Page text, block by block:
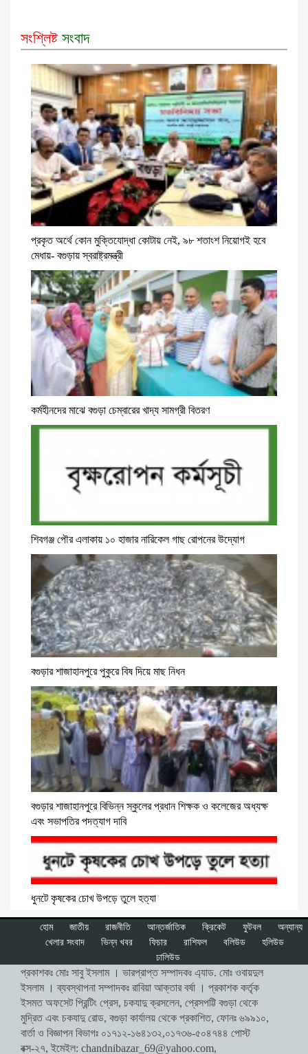
সংশ্লিষ্ট সংবাদ
প্রকৃত অর্থে কোন মুক্তিযোদ্ধা কোটায় নেই, ৯৮ শতাংশ নিয়োগই হবে
মেধায়- বগুড়ায় স্বরাষ্ট্রমন্ত্রী
কর্মহীনদের মাঝে বগুড়া চেম্বারের খাদ্য সামগ্রী বিতরণ
শিবগঞ্জ পৌর এলাকায় ১০ হাজার নারিকেল গাছ রোপনের উদ্যোগ
বগুড়ার শাজাহানপুরে পুকুরে বিষ দিয়ে মাছ নিধন
বগুড়ার শাজাহানপুরে বিভিন্ন স্কুলের প্রধান শিক্ষক ও কলেজের অধ্যক্ষ
এবং সভাপতির পদত্যাগ দাবি
ধুনটে কৃষকের চোখ উপড়ে তুলে হত্যা
হোম জাতীয় রাজনীতি আন্তর্জাতিক ক্রিকেট ফুটবল
অন্যান্য
খেলার সংবাদ
ভিন্ন খবর ফিচার রাশিফল বলিউড
হলিউড
ঢালিউড
প্রকাশকঃ মোঃ সাবু ইসলাম । ভারপ্রাপ্ত সম্পাদকঃ এ্যাড. মোঃ ওবায়দুল
ইসলাম । ব্যবস্থাপনা সম্পাদকঃ রাবিয়া আক্তার বর্ষা । প্রকাশক কর্তৃক
ইসমত অফসেট প্রিন্টিং প্রেস, চকযাদু ক্রসলেন, প্রেসপট্টি বগুড়া থেকে
মুদ্রিত এবং চকযাদু রোড, বগুড়া কার্যালয় থেকে প্রকাশিত, ফোনঃ ৬৯৯১০,
বার্তা ও বিজ্ঞাপন বিভাগঃ ০১৭১২-১৬৪১৩২,০১৭৩৬-৫০৪৭৪৪ পোস্ট
বক্স-২৭, ইমেইল: chandnibazar_69@yahoo.com,